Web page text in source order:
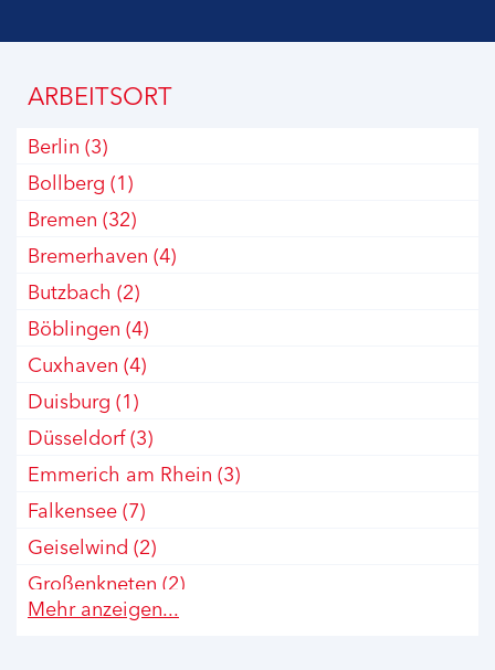
ARBEITSORT
Berlin (3)
Bollberg (1)
Bremen (32)
Bremerhaven (4)
Butzbach (2)
Böblingen (4)
Cuxhaven (4)
Duisburg (1)
Düsseldorf(3)
Emmerich am Rhein (3)
Falkensee(7)
Geiselwind (2)
Großenkneten (2)
Hamburg(3)
Mehr anzeigen...